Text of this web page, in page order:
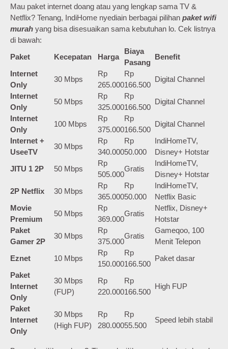
Mau paket internet doang atau yang lengkap sama TV &
Netflix? Tenang, IndiHome nyediain berbagai pilihan paket wifi
murah yang bisa disesuaikan sama kebutuhan lo. Cek listnya
di bawah:
Paket
Kecepatan Harga
Biaya
Pasang
Benefit
Internet
Only
30 Mbps
Rp
265.000
Rp
166.500
Digital Channel
Internet
Only
50 Mbps
Rp
325.000
Rp
166.500
Digital Channel
Internet
Only
100 Mbps
Rp
375.000
Rp
166.500
Digital Channel
Internet +
UseeTV
30 Mbps
Rp
340.000
Rp
50.000
IndiHomeTV,
Disney+ Hotstar
JITU 1 2P
50 Mbps
Rp
505.000
Gratis
IndiHomeTV,
Disney+ Hotstar
2P Netflix
30 Mbps
Rp
365.000
Rp
50.000
IndiHomeTV,
Netflix Basic
Movie
Premium
50 Mbps
Rp
369.000
Gratis
Netflix, Disney+
Hotstar
Paket
Gamer 2P
30 Mbps
Rp
375.000
Gratis
Gameqoo, 100
Menit Telepon
Eznet
10 Mbps
Rp
150.000
Rp
166.500
Paket dasar
Paket
Internet
Only
30 Mbps
(FUP)
Rp
220.000
Rp
166.500
High FUP
Paket
Internet
Only
30 Mbps
(High FUP)
Rp
280.000
Rp
55.500
Speed lebih stabil